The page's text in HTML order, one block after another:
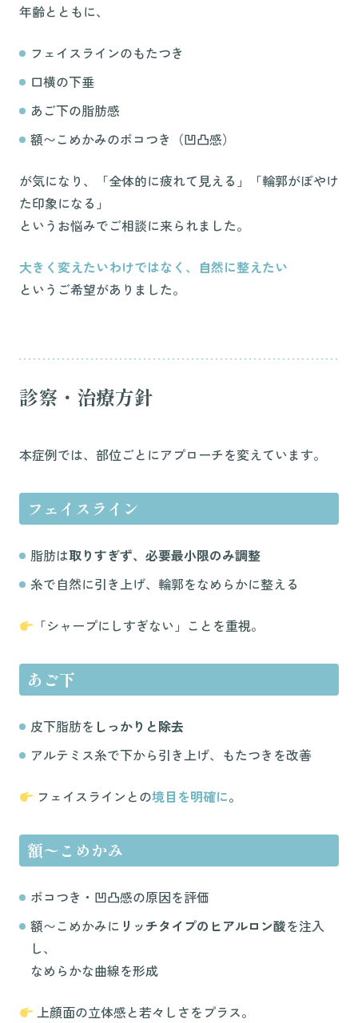
年齢とともに、
フェイスラインのもたつき
口横の下垂
あご下の脂肪感
額〜こめかみのボコつき（凹凸感）
が気になり、「全体的に疲れて見える」「輪郭がぼやけ
た印象になる」
というお悩みでご相談に来られました。
大きく変えたいわけではなく、自然に整えたい
というご希望がありました。
診察・治療方針
本症例では、部位ごとにアプローチを変えています。
フェイスライン
脂肪は取りすぎず、必要最小限のみ調整
糸で自然に引き上げ、輪郭をなめらかに整える
「シャープにしすぎない」ことを重視。
あご下
皮下脂肪を しっかりと除去
アルテミス糸で下から引き上げ、もたつきを改善
フェイスラインとの境目を明確に。
額〜こめかみ
ボコつき・凹凸感の原因を評価
額〜こめかみに リッチタイプのヒアルロン酸を注入
し、
なめらかな曲線を形成
上顔面の立体感と若々しさをプラス。